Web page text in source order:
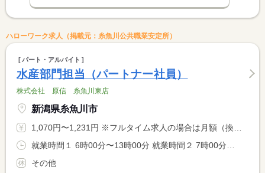
ハローワーク求人（掲載元：糸魚川公共職業安定所）
パート・アルバイト
水産部門担当（パートナー社員）
株式会社 原信 糸魚川東店
新潟県糸魚川市
1,070円〜1,231円 ※フルタイム求人の場合は月額（換算額）、パート求人の場合は時間額を表示しています。
就業時間１ 6時00分〜13時00分 就業時間２ 7時00分〜14時00分 就業時間に関する特記事項 ＊時間の相談が可能です。
その他